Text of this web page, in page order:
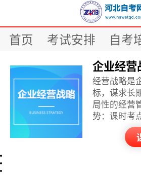
首页 考试安排 自考
企业经营
经营战略是
标，谋求长
局性的经营
势：课时考